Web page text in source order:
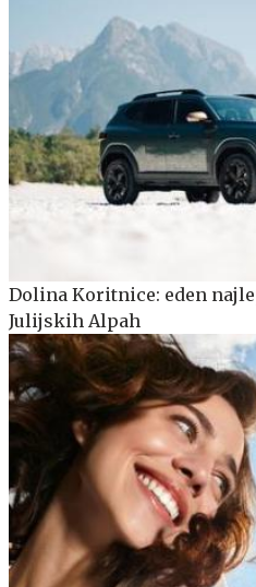
Dolina Koritnice: eden
Julijskih Alpah